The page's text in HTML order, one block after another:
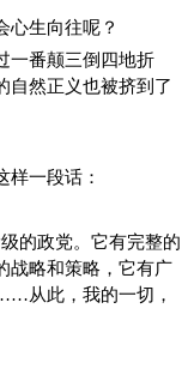
心生向往呢？
一番颠三倒四地折
自然正义也被挤到了
一段话：
的政党。它有完整的
战略和策略，它有广
从此，我的一切，